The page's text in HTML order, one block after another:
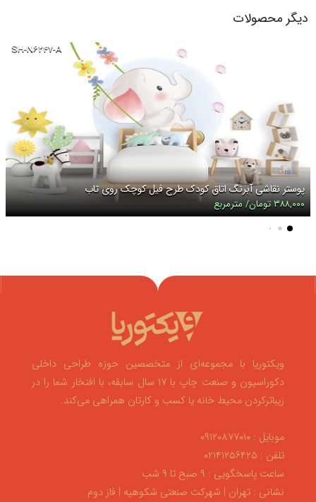
دیگر محصولات
SH-N۶۲۴۷-A
پوستر نقاشی آبرنگ اتاق کودک طرح فیل کوچک روی تاب
۳۸۸,۰۰۰ تومان/ مترمربع
ویکتوریا با مجموعه‌ای از متخصصین حوزه طراحی داخلی
دکوراسیون و صنعت چاپ با ۱۷ سال سابقه، با افتخار شما را در
زیباترکردن محیط خانه یا کسب و کارتان همراهی می‌کند.
موبایل : ۰۹۱۲۰۸۷۷۰۱۰
تلفن : ۰۲۱۴۱۲۵۶۴۲۵
ساعت پاسخگویی : ۹ صبح تا ۹ شب
نشانی : تهران | شهرکت صنعتی شکوهیه | فاز دوم